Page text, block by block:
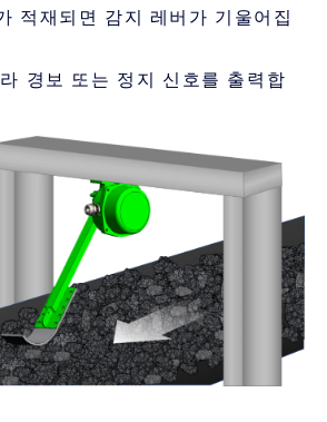
적재되면 감지 레버가 기울어집
경보 또는 정지 신호를 출력합